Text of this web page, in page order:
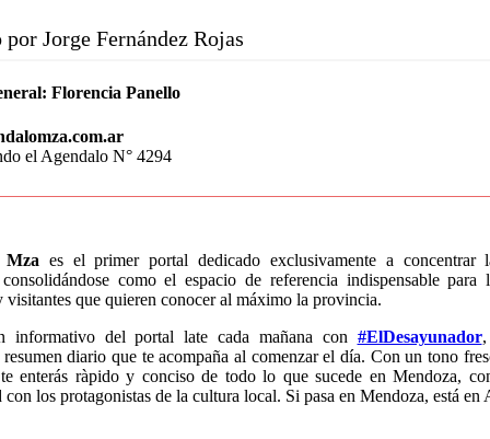
por Jorge Fernández Rojas
Florencia Panello
el Agendalo N° 4294
Mza es el primer portal dedicado exclusivamente a concentrar
como el espacio de referencia indispensable para
visitantes que quieren conocer al máximo la provincia.
informativo del portal late cada mañana con #ElDesayunador,
diario que te acompaña al comenzar el día. Con un tono
enterás ràpido y conciso de todo lo que sucede en Mendoza,
con los protagonistas de la cultura local. Si pasa en Mendoza, está en